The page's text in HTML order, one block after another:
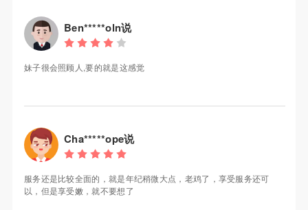
Ben*****oln说
妹子很会照顾人,要的就是这感觉
Cha*****ope说
服务还是比较全面的，就是年纪稍微大点，老鸡了，享受服务还可
以，但是享受嫩，就不要想了